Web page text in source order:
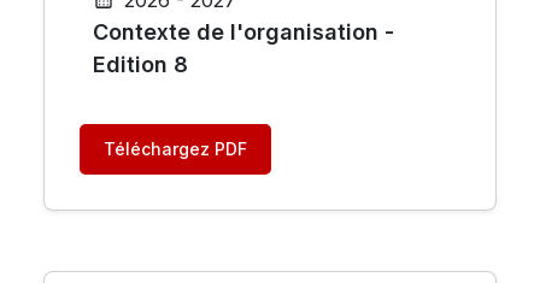
Contexte de l'organisation -
Edition 8
Téléchargez PDF